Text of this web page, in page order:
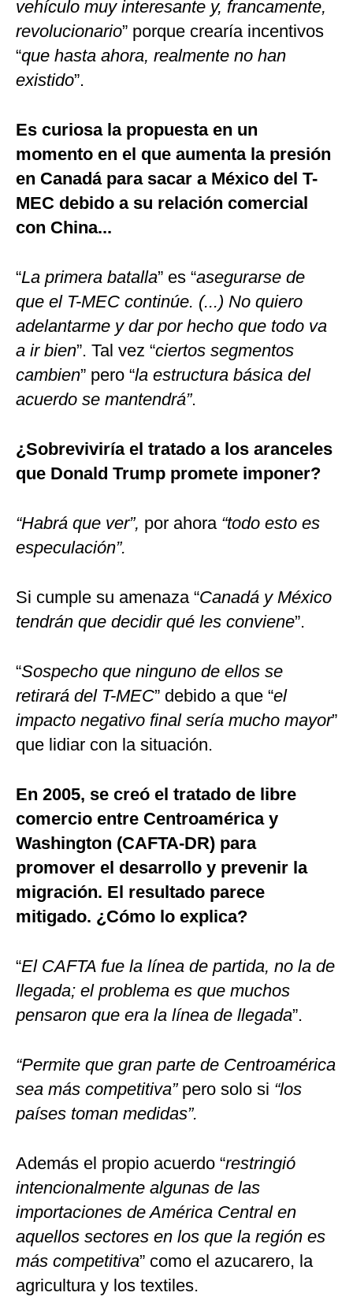
vehículo muy interesante y, francamente,
revolucionario” porque crearía incentivos
“que hasta ahora, realmente no han
existido”.
Es curiosa la propuesta en un
momento en el que aumenta la presión
en Canadá para sacar a México del T-
MEC debido a su relación comercial
con China...
“La primera batalla” es “asegurarse de
que el T-MEC continúe. (...) No quiero
adelantarme y dar por hecho que todo va
a ir bien”. Tal vez “ciertos segmentos
cambien” pero “la estructura básica del
acuerdo se mantendrá”.
¿Sobreviviría el tratado a los aranceles
que Donald Trump promete imponer?
“Habrá que ver”, por ahora “todo esto es
especulación”.
Si cumple su amenaza “Canadá y México
tendrán que decidir qué les conviene”.
“Sospecho que ninguno de ellos se
retirará del T-MEC” debido a que “el
impacto negativo final sería mucho mayor”
que lidiar con la situación.
En 2005, se creó el tratado de libre
comercio entre Centroamérica y
Washington (CAFTA-DR) para
promover el desarrollo y prevenir la
migración. El resultado parece
mitigado. ¿Cómo lo explica?
“El CAFTA fue la línea de partida, no la de
llegada; el problema es que muchos
pensaron que era la línea de llegada”.
“Permite que gran parte de Centroamérica
sea más competitiva” pero solo si “los
países toman medidas”.
Además el propio acuerdo “restringió
intencionalmente algunas de las
importaciones de América Central en
aquellos sectores en los que la región es
más competitiva” como el azucarero, la
agricultura y los textiles.